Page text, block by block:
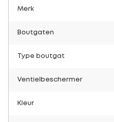
Merk
Boutgaten
Type boutgat
Ventielbeschermer
Kleur